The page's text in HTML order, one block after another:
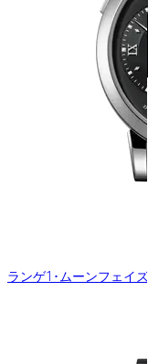
ランゲ1･ムーンフェイズ